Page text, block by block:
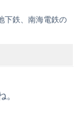
下鉄、南海電鉄の
。